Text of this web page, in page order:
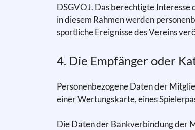
DSGVOJ. Das berechtigte
in diesem Rahmen werden
sportliche Ereignisse des Vereins
4. Die Empfänger oder
Personenbezogene Daten der
einer Wertungskarte, eines
Die Daten der Bankverbindung der